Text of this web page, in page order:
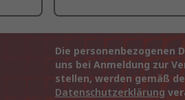
Die personenbezogenen
uns bei Anmeldung zur
stellen, werden gemäß
Datenschutzerklärung